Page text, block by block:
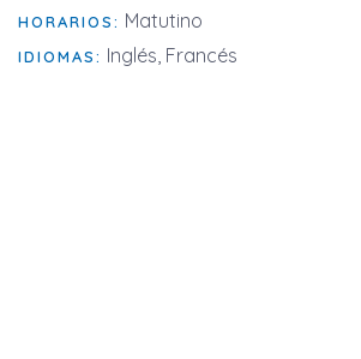
HORARIOS: Matutino
IDIOMAS: Inglés, Francés